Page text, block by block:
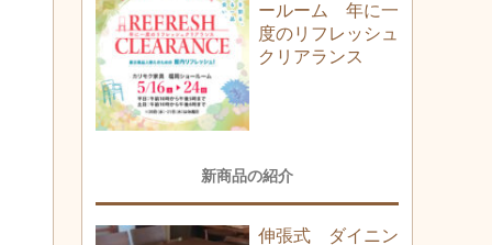
ールーム 年に一
度のリフレッシュ
クリアランス
新商品の紹介
伸張式 ダイニン